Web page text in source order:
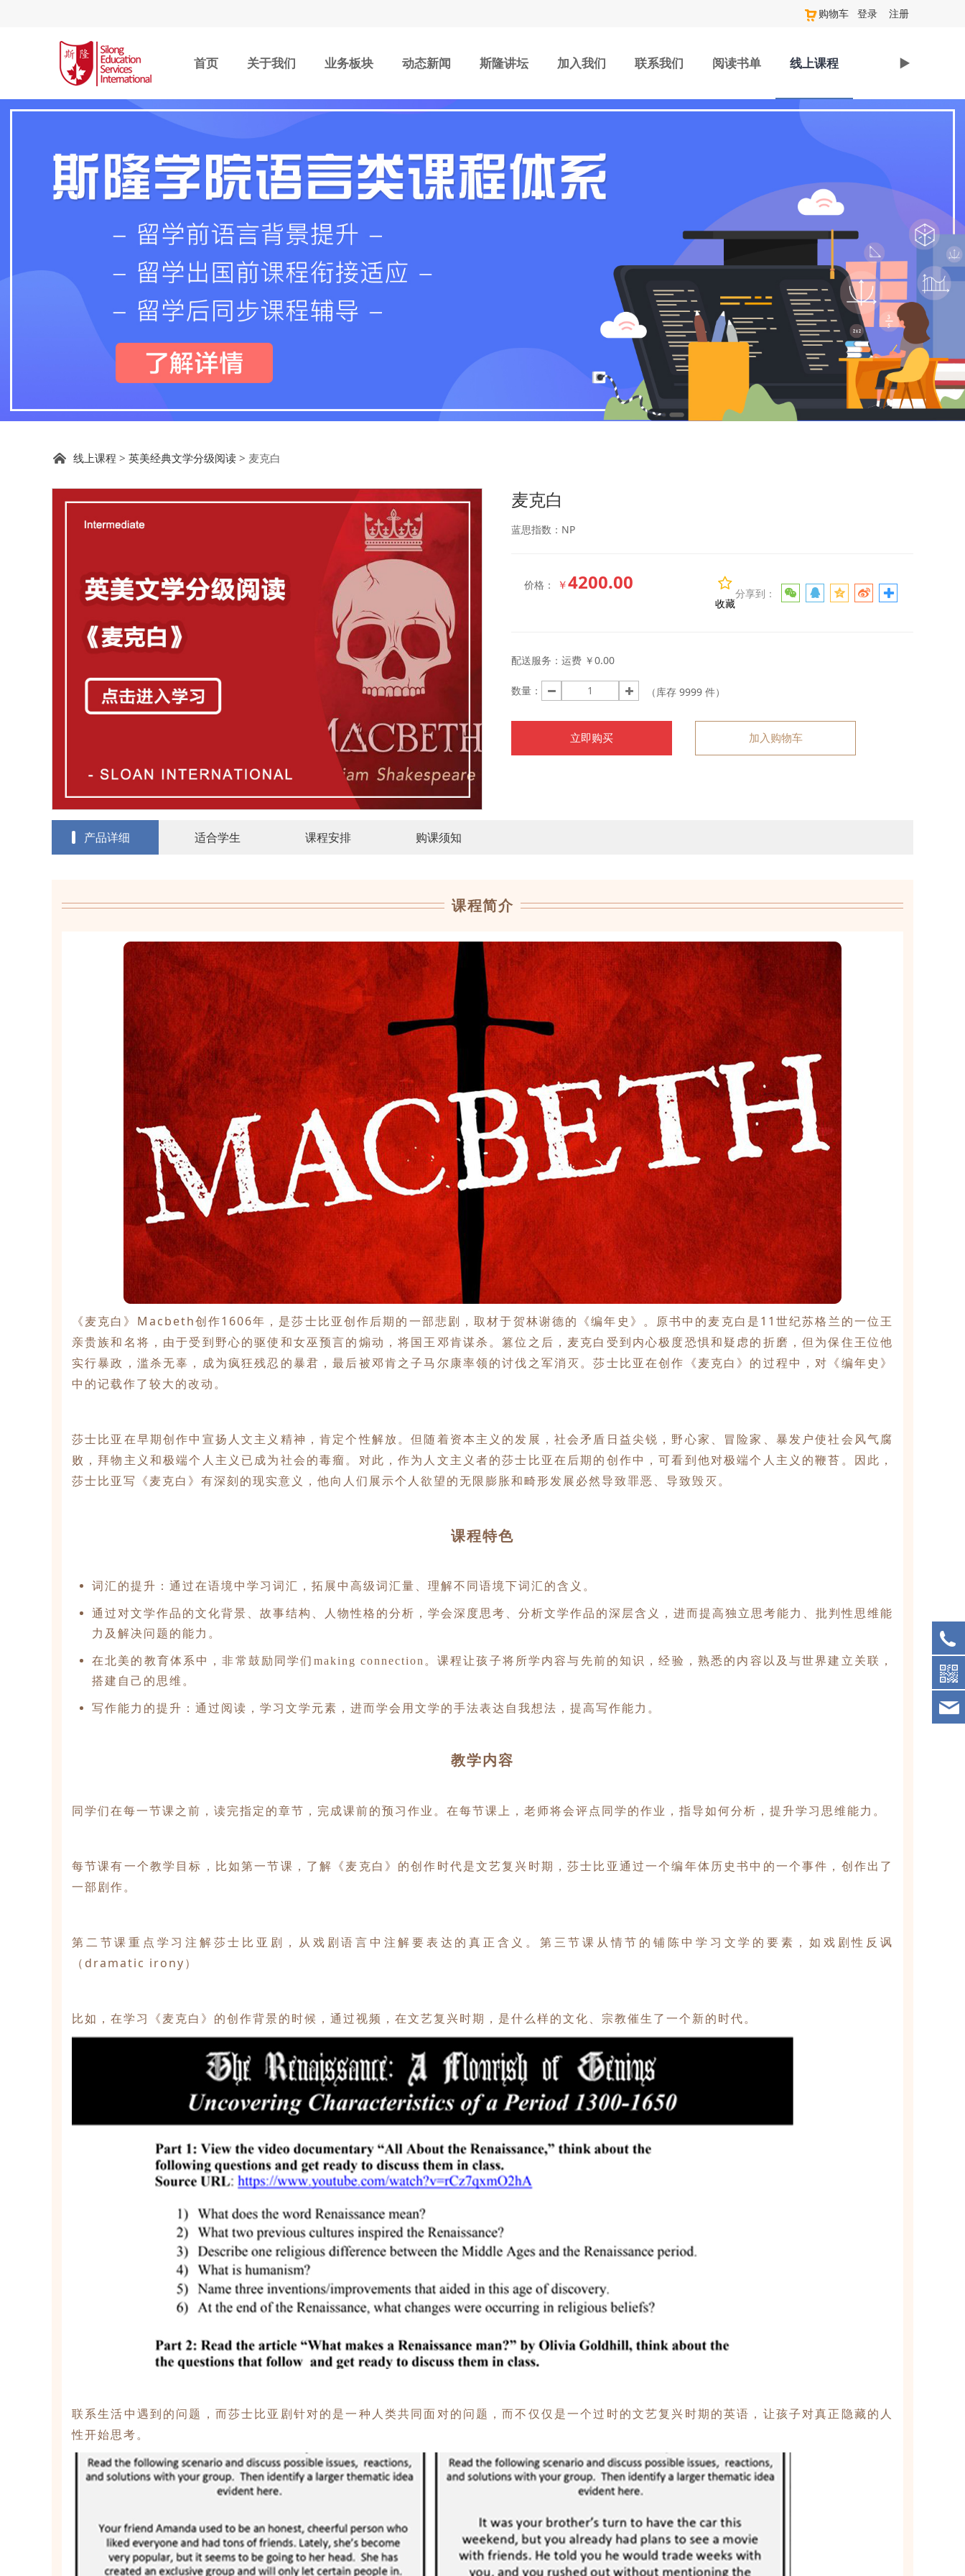
登录 注册
购物车
首页 关于我们 业务板块 动态新闻 斯隆讲坛 加入我们 联系我们 阅读书单 线上课程 ►
麦克白
线上课程 > 英美经典文学分级阅读> 麦克白
麦克白
蓝思指数：NP
价格： ￥4200.00 分享到：
收藏
配送服务： 运费 ￥0.00
数量： （库存 9999 件）
立即购买 加入购物车
产品详细 适合学生 课程安排 购课须知
课程简介
《麦克白》Macbeth创作1606年，是莎士比亚创作后期的一部悲剧，取材于贺林谢德的《编年史》。原书中的麦克白是11世纪苏格兰的一位王
亲贵族和名将，由于受到野心的驱使和女巫预言的煽动，将国王邓肯谋杀。篡位之后，麦克白受到内心极度恐惧和疑虑的折磨，但为保住王位他
实行暴政，滥杀无辜，成为疯狂残忍的暴君，最后被邓肯之子马尔康率领的讨伐之军消灭。莎士比亚在创作《麦克白》的过程中，对《编年史》
中的记载作了较大的改动。
莎士比亚在早期创作中宣扬人文主义精神，肯定个性解放。但随着资本主义的发展，社会矛盾日益尖锐，野心家、冒险家、暴发户使社会风气腐
败，拜物主义和极端个人主义已成为社会的毒瘤。对此，作为人文主义者的莎士比亚在后期的创作中，可看到他对极端个人主义的鞭苔。因此，
莎士比亚写《麦克白》有深刻的现实意义，他向人们展示个人欲望的无限膨胀和畸形发展必然导致罪恶、导致毁灭。
课程特色
词汇的提升：通过在语境中学习词汇，拓展中高级词汇量、理解不同语境下词汇的含义。
通过对文学作品的文化背景、故事结构、人物性格的分析，学会深度思考、分析文学作品的深层含义，进而提高独立思考能力、批判性思维能
力及解决问题的能力。
在北美的教育体系中，非常鼓励同学们making connection。课程让孩子将所学内容与先前的知识，经验，熟悉的内容以及与世界建立关联，
搭建自己的思维。
写作能力的提升：通过阅读，学习文学元素，进而学会用文学的手法表达自我想法，提高写作能力。
教学内容
同学们在每一节课之前，读完指定的章节，完成课前的预习作业。 在每节课上，老师将会评点同学的作业，指导如何分析，提升学习思维能力。
每节课有一个教学目标，比如第一节课，了解《麦克白》的创作时代是文艺复 兴时期，莎士比亚通过一个编年体历史书中的一个事件，创作出了
一部剧作。
第二节课重点学习注解莎士比亚剧，从戏剧语言中注解要表达的真正含义。第 三节课从情节的铺陈中学习文学的要素，如戏剧性反讽
（dramatic irony）
比如，在学习《麦克白》的创作背景的时候，通过视频，在文艺复兴时期，是什么样的文化、宗教催生了一个新的时代。
联系生活中遇到的问题，而莎士比亚剧针对的是一种人类共同面对的问题，而不仅仅是一个过时的文艺复兴时期的英语，让孩子对真正隐藏的人
性开始思考。